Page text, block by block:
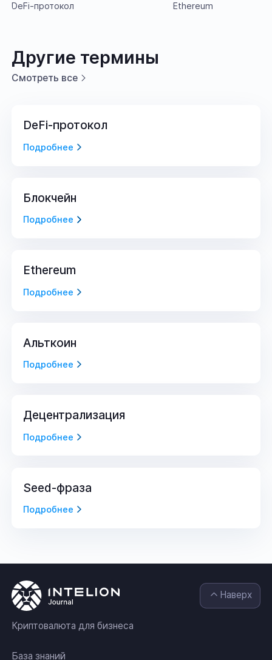
DeFi-протокол Ethereum
Другие термины
Смотреть все
DeFi-протокол
Подробнее
Блокчейн
Подробнее
Ethereum
Подробнее
Альткоин
Подробнее
Децентрализация
Подробнее
Seed-фраза
Подробнее
Наверх
Криптовалюта для бизнеса
База знаний